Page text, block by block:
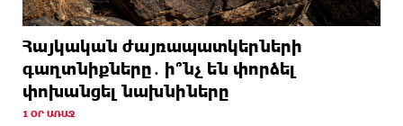
Հայկական ժայռապատկերների
գաղտնիքները․ ի՞նչ են փորձել
փոխանցել նախնիները
1 ՕՐ ԱՌԱՋ